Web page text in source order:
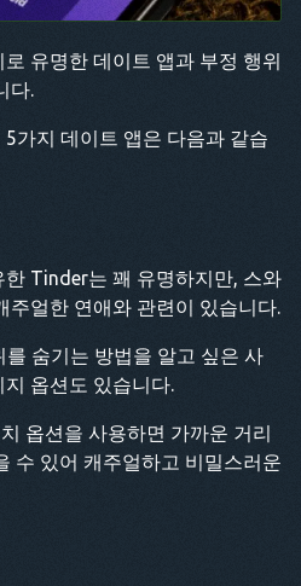
유명한 데이트 앱과 부정 행위
다.
가지 데이트 앱은 다음과 같습
Tinder는 꽤 유명하지만, 스와
주얼한 연애와 관련이 있습니다.
숨기는 방법을 알고 싶은 사
옵션도 있습니다.
옵션을 사용하면 가까운 거리
수 있어 캐주얼하고 비밀스러운